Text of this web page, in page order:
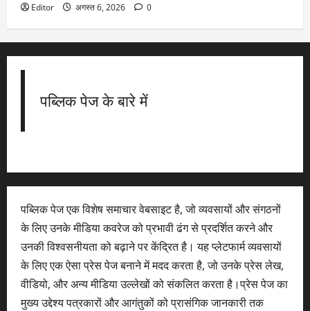
Editor अगस्त 6, 2026 0
पब्लिक पेज के बारे में
पब्लिक पेज एक विशेष समाचार वेबसाइट है, जो व्यवसायों और संगठनों
के लिए उनके मीडिया कवरेज को प्रभावी ढंग से प्रदर्शित करने और
उनकी विश्वसनीयता को बढ़ाने पर केंद्रित है। यह प्लेटफार्म व्यवसायों
के लिए एक ऐसा प्रेस पेज बनाने में मदद करता है, जो उनके प्रेस लेख,
वीडियो, और अन्य मीडिया उल्लेखों को संकलित करता है।प्रेस पेज का
मुख्य उद्देश्य पत्रकारों और आगंतुकों को प्रासंगिक जानकारी तक